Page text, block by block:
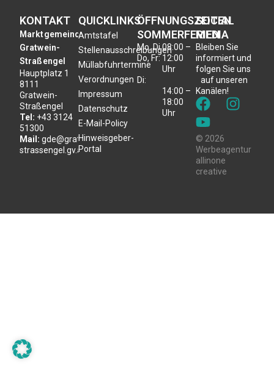
KONTAKT
Marktgemeinde
Gratwein-
Straßengel
Hauptplatz 1
8111
Gratwein-
Straßengel
Tel: +43 3124
51300
Mail: gde@gratwein-
strassengel.gv.at
QUICKLINKS
Amtstafel
Stellenausschreibungen
Müllabfuhrtermine
Verordnungen
Impressum
Datenschutz
E-Mail-Policy
Hinweisgeber-
Portal
ÖFFNUNGSZEITEN
SOMMERFERIEN
Mo, Di,
Do, Fr:
Di:
08:00 –
12:00
Uhr
14:00 –
18:00
Uhr
SOCIAL
MEDIA
Bleiben Sie
informiert und
folgen Sie uns
auf unseren
Kanälen!
© 2026
Werbeagentur
allinone
creative